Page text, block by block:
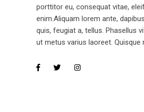
porttitor eu, consequat vitae,
enim.Aliquam lorem ante,
quis, feugiat a, tellus. Phasellus
ut metus varius laoreet. Quisque